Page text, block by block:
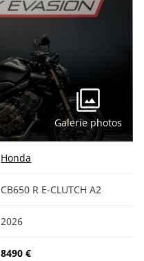
Honda
CB650 R E-CLUTCH A2
2026
8490 €
Galerie photos